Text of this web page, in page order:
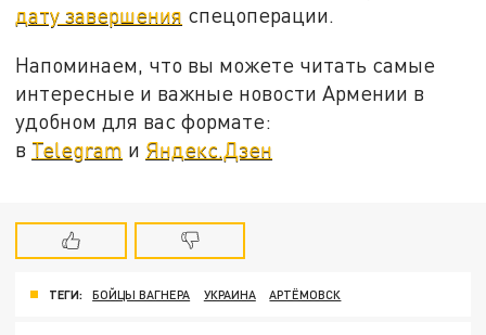
дату завершения спецоперации.
Напоминаем, что вы можете читать самые
интересные и важные новости Армении в
удобном для вас формате:
в Telegram и Яндекс.Дзен
ТЕГИ: БОЙЦЫ ВАГНЕРА УКРАИНА АРТЁМОВСК